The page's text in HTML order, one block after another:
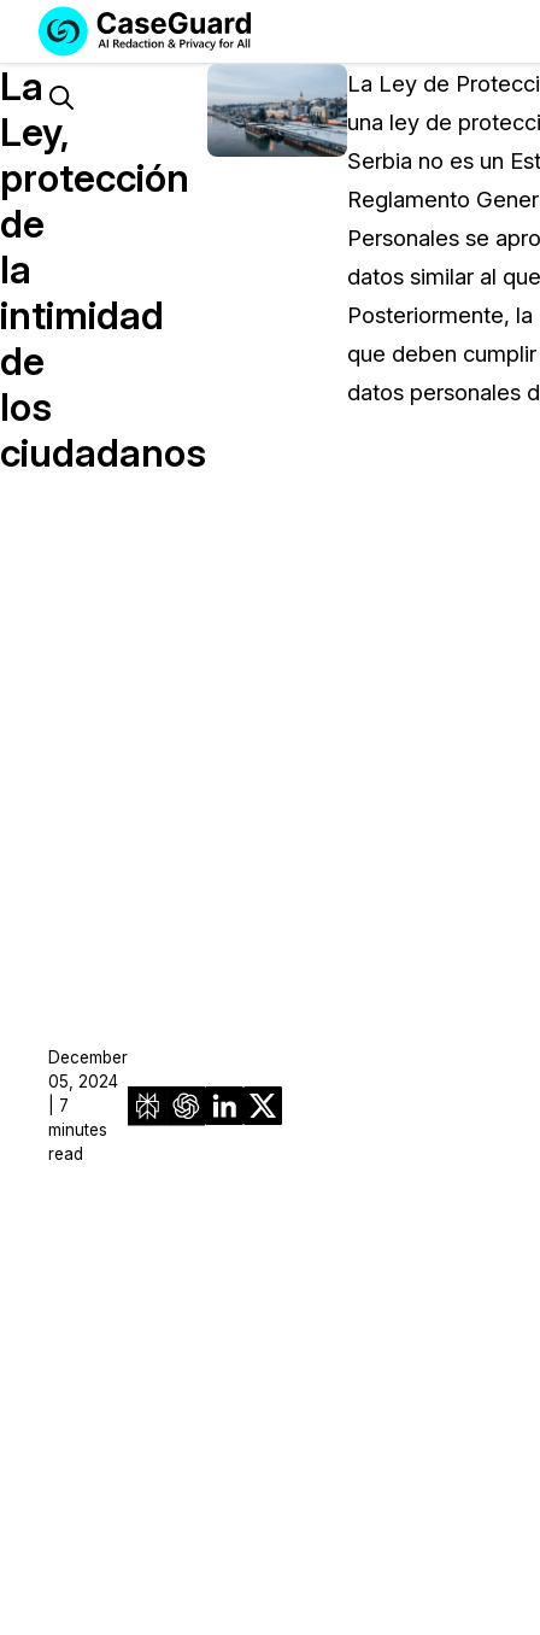
Servicios
SUSCRÍBASE
A
CASEGUARD
STUDIO
Licencia de CaseGuard
Soluciones
Search
La
Ley,
protección
de
la
intimidad
de
los
ciudadanos
December
05, 2024
| 7
minutes
read
La Ley de
una ley de
Serbia no es un
Reglamento
Personales se
datos similar al
Posteriormente,
que deben
datos personales